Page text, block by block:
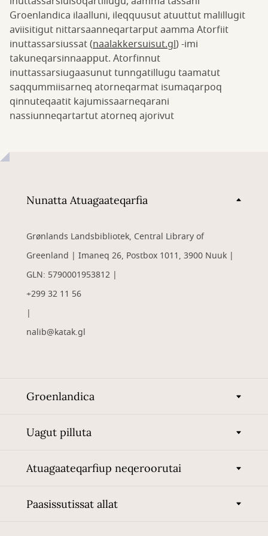
Groenlandica ilaalluni, ileqquusut atuuttut malillugit
aviisitigut nittarsaanneqartarput aamma Atorfiit
inuttassarsiussat (naalakkersuisut.gl) -imi
takuneqarsinnaapput. Atorfinnut
inuttassarsiugaasunut tunngatillugu taamatut
saqqummiisarneq atorneqarmat isumaqarpoq
qinnuteqaatit kajumissaarneqarani
nassiunneqartartut atorneq ajorivut
Nunatta Atuagaateqarfia
Grønlands Landsbibliotek, Central Library of
Greenland | Imaneq 26, Postbox 1011, 3900 Nuuk |
GLN: 5790001953812 |
+299 32 11 56
|
nalib@katak.gl​
Groenlandica
Uagut pilluta
Atuagaateqarfiup neqeroorutai
Paasissutissat allat